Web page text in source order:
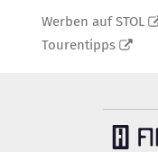
Werben auf STOL
Tourentipps